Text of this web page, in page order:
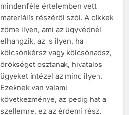
mindenféle értelemben vett
materiális részéről szól. A cikkek
zöme ilyen, ami az ügyvédnél
elhangzik, az is ilyen, ha
kölcsönkérsz vagy kölcsönadsz,
örökséget osztanak, hivatalos
ügyeket intézel az mind ilyen.
Ezeknek van valami
következménye, az pedig hat a
szellemre, ez az érdemi rész.